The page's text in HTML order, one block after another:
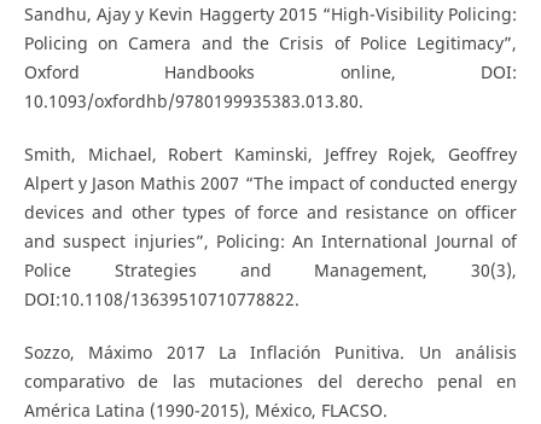
Sandhu, Ajay y Kevin Haggerty 2015 “High-Visibility Policing:
Policing on Camera and the Crisis of Police Legitimacy”,
Oxford Handbooks online, DOI:
10.1093/oxfordhb/9780199935383.013.80.
Smith, Michael, Robert Kaminski, Jeffrey Rojek, Geoffrey
Alpert y Jason Mathis 2007 “The impact of conducted energy
devices and other types of force and resistance on officer
and suspect injuries”, Policing: An International Journal of
Police Strategies and Management, 30(3),
DOI:10.1108/13639510710778822.
Sozzo, Máximo 2017 La Inflación Punitiva. Un análisis
comparativo de las mutaciones del derecho penal en
América Latina (1990-2015), México, FLACSO.